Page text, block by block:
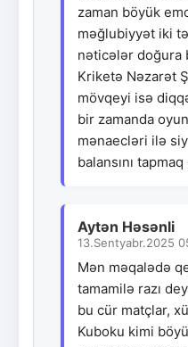
zaman böyük
məğlubiyyət iki
nəticələr doğura
Kriketə Nəzarət
mövqeyi isə
bir zamanda
mənaecləri ilə
balansını
Aytən Həsənli
13.Sentyabr.2025
Mən məqalədə
tamamilə razı
bu cür matçlar,
Kuboku kimi